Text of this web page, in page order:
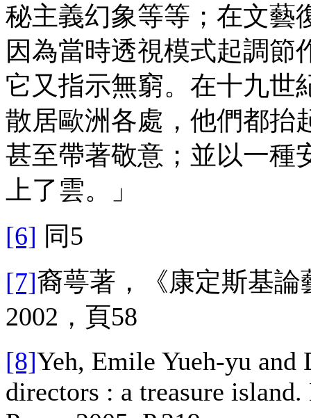
秘主義幻象等等；在文藝
因為當時透視模式起調節
它又指示無窮。在十九世
散居歐洲各處，他們都抬
甚至帶著敬意；並以一種
上了雲。」
[6] 同5
[7]裔萼著，《康定斯基
2002，頁58
[8]Yeh, Emile Yueh-yu
directors : a treasure